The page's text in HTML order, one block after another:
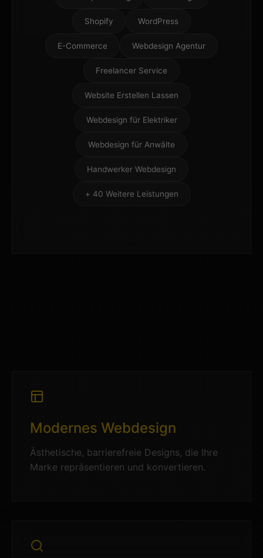
Shopify WordPress
E-Commerce Webdesign Agentur
Freelancer Service
Website Erstellen Lassen
Webdesign für Elektriker
Webdesign für Anwälte
Handwerker Webdesign
+ 40 Weitere Leistungen
Modernes Webdesign
Ästhetische, barrierefreie Designs, die Ihre
Marke repräsentieren und konvertieren.